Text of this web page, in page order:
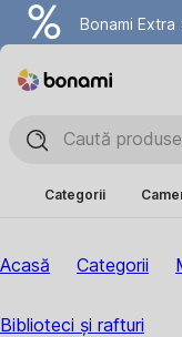
Bonami Extra
Summer
Categorii
Acasă Categorii
Biblioteci și rafturi